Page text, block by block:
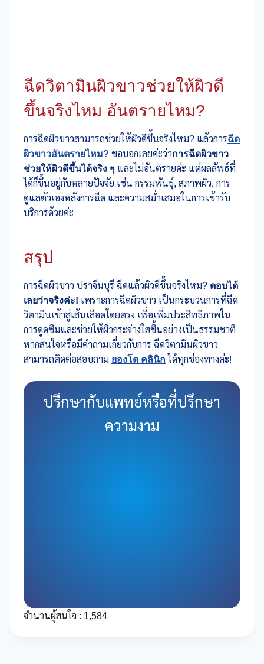
ฉีดวิตามินผิวขาวช่วยให้ผิวดี
ขึ้นจริงไหม อันตรายไหม?
การฉีดผิวขาวสามารถช่วยให้ผิวดีขึ้นจริงไหม? แล้วการฉีด
ผิวขาวอันตรายไหม? ขอบอกเลยค่ะว่าการฉีดผิวขาว
ช่วยให้ผิวดีขึ้นได้จริง ๆ และไม่อันตรายค่ะ แต่ผลลัพธ์ที่
ได้ก็ขึ้นอยู่กับหลายปัจจัย เช่น กรรมพันธุ์, สภาพผิว, การ
ดูแลตัวเองหลังการฉีด และความสม่ำเสมอในการเข้ารับ
บริการด้วยค่ะ
สรุป
การฉีดผิวขาว ปราจีนบุรี ฉีดแล้วผิวดีขึ้นจริงไหม? ตอบได้
เลยว่าจริงค่ะ! เพราะการฉีดผิวขาว เป็นกระบวนการที่ฉีด
วิตามินเข้าสู่เส้นเลือดโดยตรง เพื่อเพิ่มประสิทธิภาพใน
การดูดซึมและช่วยให้ผิวกระจ่างใสขึ้นอย่างเป็นธรรมชาติ
หากสนใจหรือมีคำถามเกี่ยวกับการ ฉีดวิตามินผิวขาว
สามารถติดต่อสอบถาม ยองโด คลินิก ได้ทุกช่องทางค่ะ!
ปรึกษากับแพทย์หรือที่ปรึกษา
ความงาม
จำนวนผู้สนใจ : 1,584